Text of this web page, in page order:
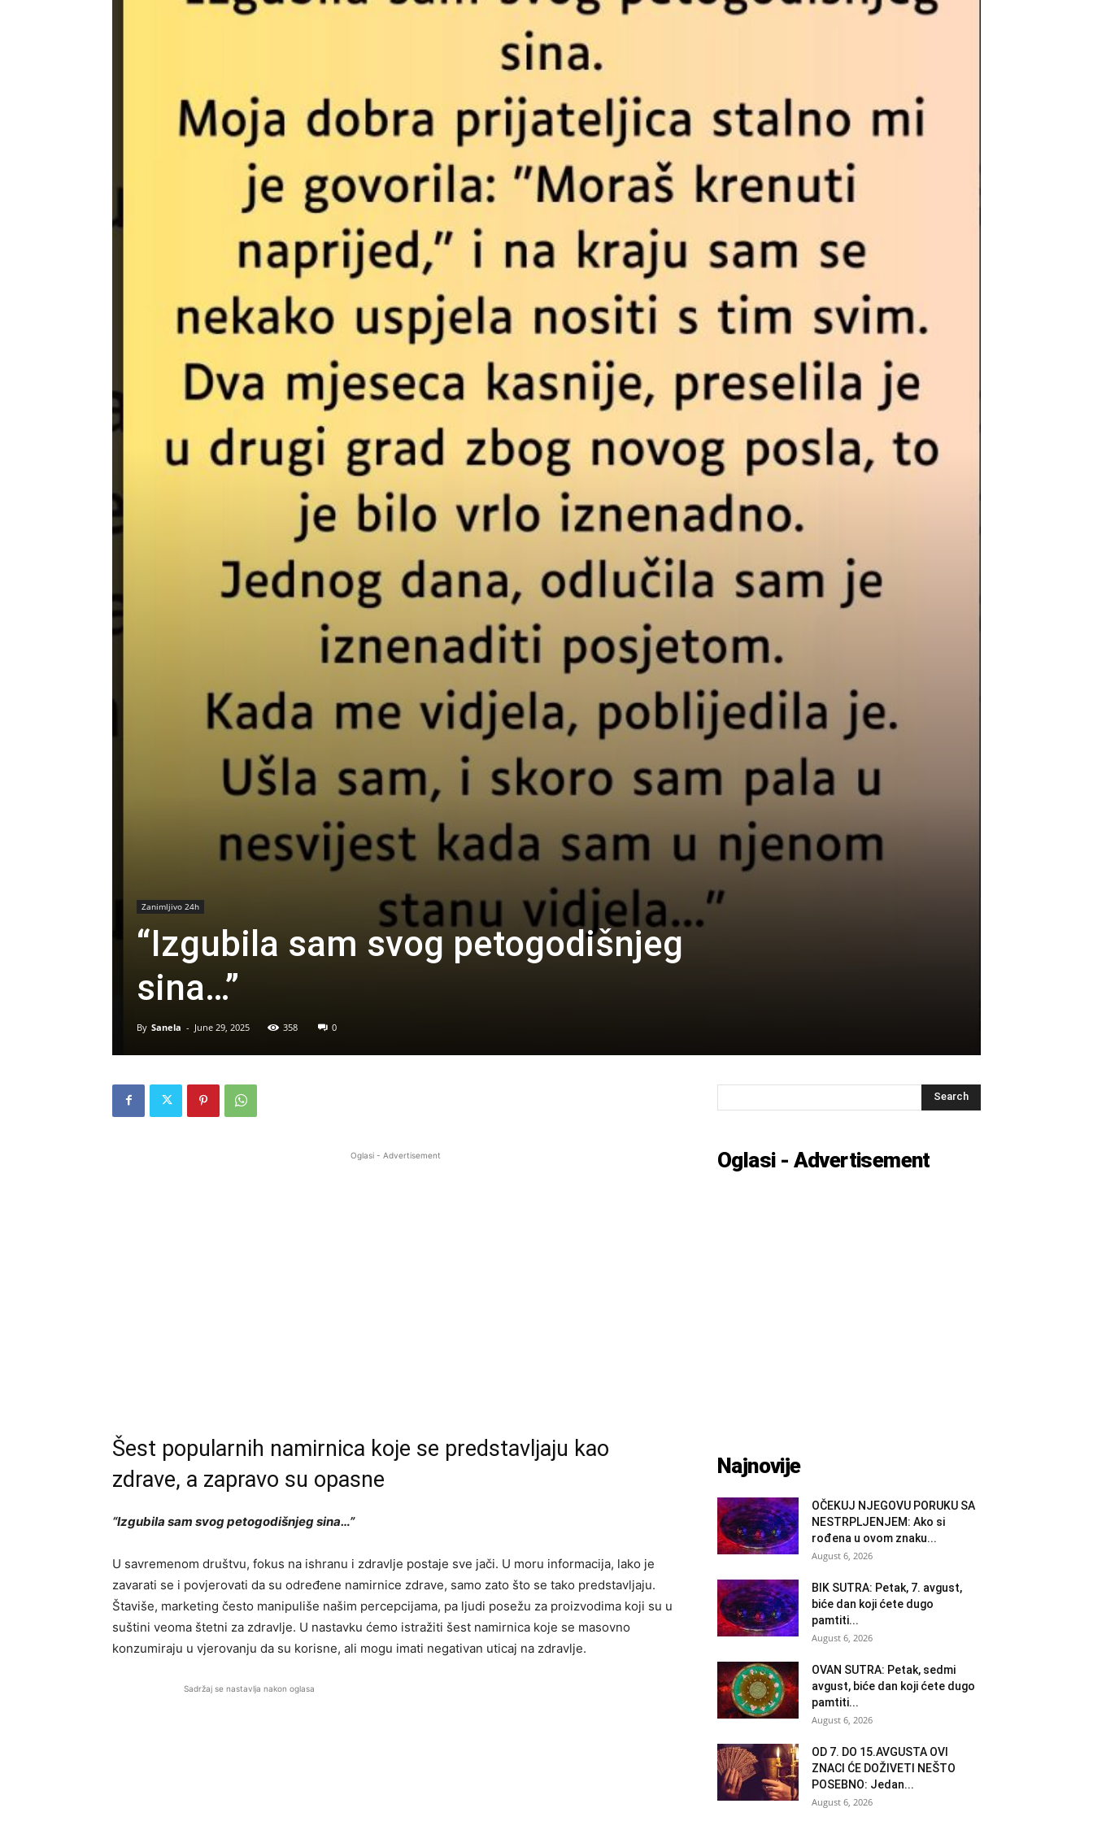
Zanimljivo 24h
“Izgubila sam svog petogodišnjeg
sina…”
By Sanela - June 29, 2025 358 0
Oglasi - Advertisement
Šest popularnih namirnica koje se predstavljaju kao
zdrave, a zapravo su opasne
“Izgubila sam svog petogodišnjeg sina…”
U savremenom društvu, fokus na ishranu i zdravlje postaje sve jači. U moru informacija, lako je
zavarati se i povjerovati da su određene namirnice zdrave, samo zato što se tako predstavljaju.
Štaviše, marketing često manipuliše našim percepcijama, pa ljudi posežu za proizvodima koji su u
suštini veoma štetni za zdravlje. U nastavku ćemo istražiti šest namirnica koje se masovno
konzumiraju u vjerovanju da su korisne, ali mogu imati negativan uticaj na zdravlje.
Sadržaj se nastavlja nakon oglasa
Oglasi - Advertisement
Najnovije
OČEKUJ NJEGOVU PORUKU SA
NESTRPLJENJEM: Ako si
rođena u ovom znaku...
August 6, 2026
BIK SUTRA: Petak, 7. avgust,
biće dan koji ćete dugo
pamtiti...
August 6, 2026
OVAN SUTRA: Petak, sedmi
avgust, biće dan koji ćete dugo
pamtiti...
August 6, 2026
OD 7. DO 15.AVGUSTA OVI
ZNACI ĆE DOŽIVETI NEŠTO
POSEBNO: Jedan...
August 6, 2026